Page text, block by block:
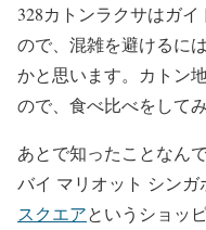
328カトンラクサはガ
ので、混雑を避けるに
かと思います。カトン
ので、食べ比べをして
あとで知ったことなん
バイ マリオット シン
スクエアというショッ